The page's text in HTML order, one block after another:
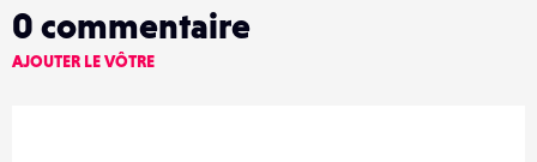
0 commentaire
AJOUTER LE VÔTRE